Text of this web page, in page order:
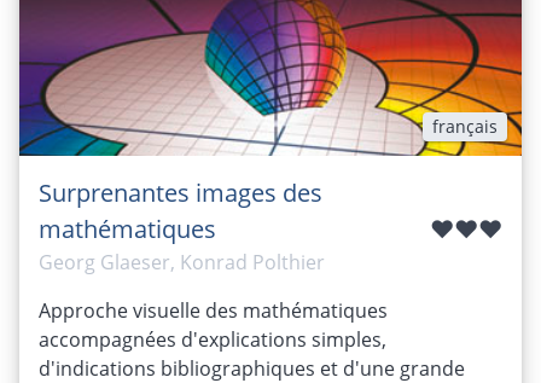
français
Surprenantes images des
mathématiques
♥♥♥
Georg Glaeser, Konrad Polthier
Approche visuelle des mathématiques
accompagnées d'explications simples,
d'indications bibliographiques et d'une grande